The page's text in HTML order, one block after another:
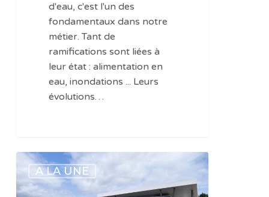
d'eau, c'est l'un des
fondamentaux dans notre
métier. Tant de
ramifications sont liées à
leur état : alimentation en
eau, inondations ... Leurs
évolutions…
Dordogne
:
ouverture
A LA UNE